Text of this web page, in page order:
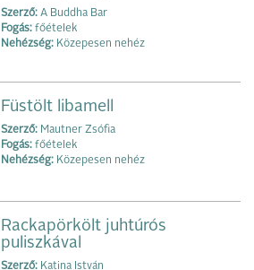
Szerző: A Buddha Bar
Fogás: főételek
Nehézség: Közepesen nehéz
Füstölt libamell
Szerző: Mautner Zsófia
Fogás: főételek
Nehézség: Közepesen nehéz
Rackapörkölt juhtúrós
puliszkával
Szerző: Katina István